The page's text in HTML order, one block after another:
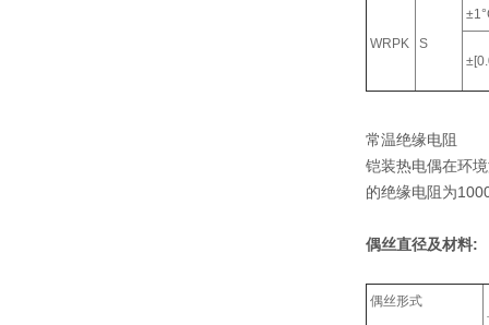
WRPK S
常温绝缘电阻
铠装热电偶在环
的绝缘电阻为
偶丝直径及材料:
偶丝形式